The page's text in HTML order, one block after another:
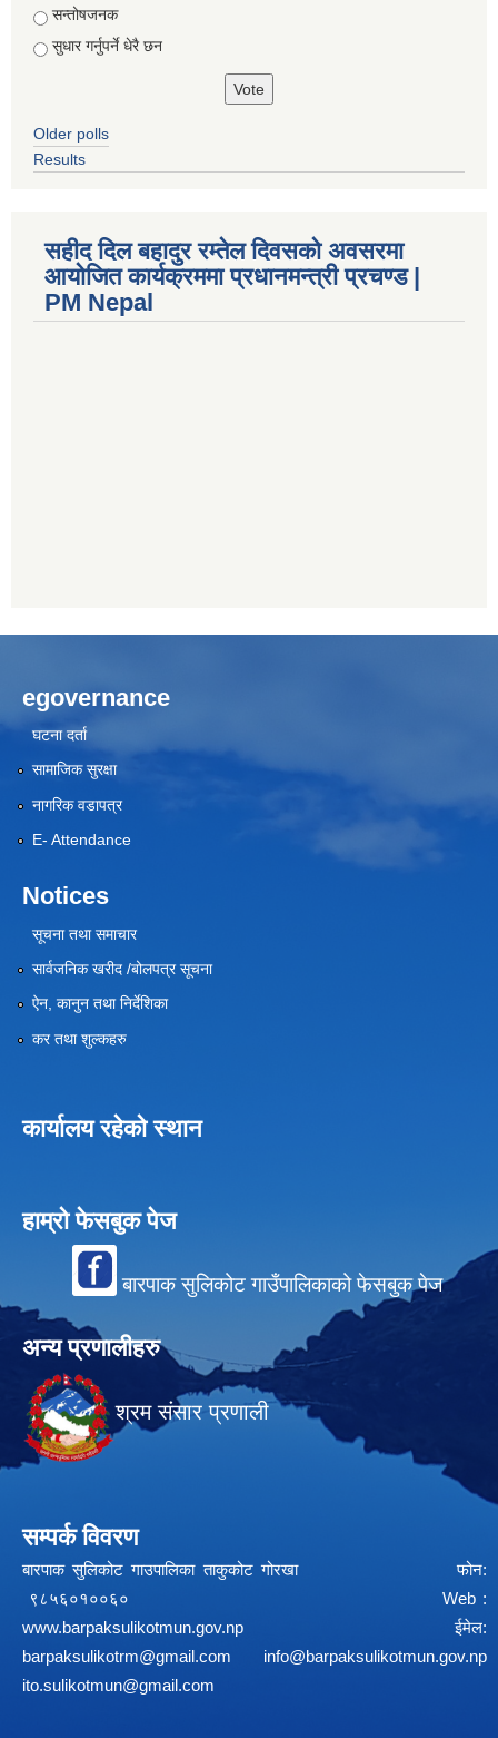
सन्तोषजनक
सुधार गर्नुपर्ने धेरै छन
Older polls
Results
सहीद दिल बहादुर रम्तेल दिवसको अवसरमा
आयोजित कार्यक्रममा प्रधानमन्त्री प्रचण्ड |
PM Nepal
egovernance
घटना दर्ता
सामाजिक सुरक्षा
नागरिक वडापत्र
E- Attendance
Notices
सूचना तथा समाचार
सार्वजनिक खरीद /बोलपत्र सूचना
ऐन, कानुन तथा निर्देशिका
कर तथा शुल्कहरु
कार्यालय रहेको स्थान
हाम्रो फेसबुक पेज
बारपाक सुलिकोट गाउँपालिकाको फेसबुक पेज
अन्य प्रणालीहरु
श्रम संसार प्रणाली
सम्पर्क विवरण
बारपाक सुलिकोट गाउपालिका ताकुकोट गोरखा फोन:
९८५६०१००६० Web :
www.barpaksulikotmun.gov.np
ईमेल:
barpaksulikotrm@gmail.com
info@barpaksulikotmun.gov.np
ito.sulikotmun@gmail.com